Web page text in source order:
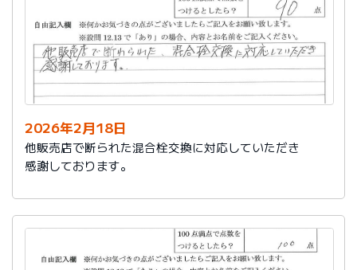
2026年2月18日
他販売店で断られた混合栓交換に対応していただき
感謝しております。